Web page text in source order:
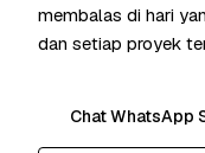
membalas di hari
dan setiap proyek
Chat WhatsApp